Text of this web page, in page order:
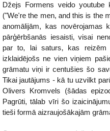
Džejs Formens veido youtube
("We're the men, and this is the
anomālijām, kas novērojamas
pārģērbšanās iesaisti, visai
par to, lai saturs, kas reizēm
izklaidējošs ne vien viņiem
grāmatu viņi ir centušies šo
Tikai jautājums - kā tu uzvilkt
Olivers Kromvels (šādas
Pagrūti, tālab vīri šo
tieši formā aizraujošākajām